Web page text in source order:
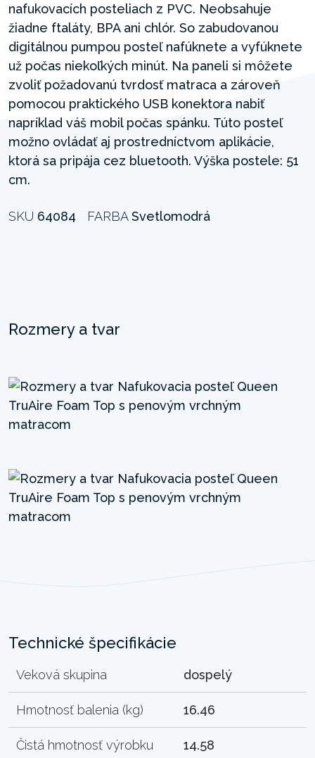
nafukovacích posteliach z PVC. Neobsahuje
žiadne ftaláty, BPA ani chlór. So zabudovanou
digitálnou pumpou posteľ nafúknete a vyfúknete
už počas niekoľkých minút. Na paneli si môžete
zvoliť požadovanú tvrdosť matraca a zároveň
pomocou praktického USB konektora nabiť
napríklad váš mobil počas spánku. Túto posteľ
možno ovládať aj prostredníctvom aplikácie,
ktorá sa pripája cez bluetooth. Výška postele: 51
cm.
SKU 64084 FARBASvetlomodrá
Rozmery a tvar
Technické špecifikácie
Veková skupina dospelý
Hmotnosť balenia (kg) 16.46
Čistá hmotnosť výrobku
14.58